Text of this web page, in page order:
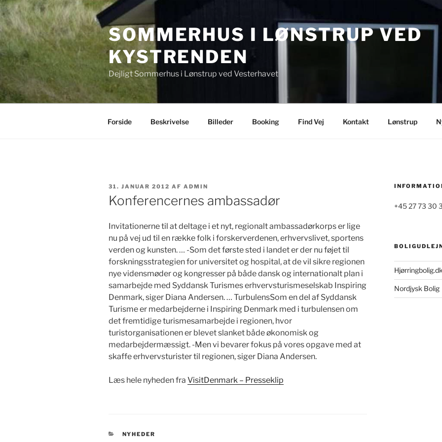
Videre
til
indhold
SOMMERHUS I LØNSTRUP VED
KYSTRENDEN
Dejligt Sommerhus i Lønstrup ved Vesterhavet
Forside Beskrivelse Billeder Booking Find Vej Kontakt Lønstrup
UDGIVET
DEN
31. JANUAR 2012 AF ADMIN
Konferencernes ambassadør
Invitationerne til at deltage i et nyt, regionalt ambassadørkorps er lige
nu på vej ud til en række folk i forskerverdenen, erhvervslivet, sportens
verden og kunsten. … -Som det første sted i landet er der nu føjet til
forskningsstrategien for universitet og hospital, at de vil sikre regionen
nye vidensmøder og kongresser på både dansk og internationalt plan i
samarbejde med Syddansk Turismes erhvervsturismeselskab Inspiring
Denmark, siger Diana Andersen. … TurbulensSom en del af Syddansk
Turisme er medarbejderne i Inspiring Denmark med i turbulensen om
det fremtidige turismesamarbejde i regionen, hvor
turistorganisationen er blevet slanket både økonomisk og
medarbejdermæssigt. -Men vi bevarer fokus på vores opgave med at
skaffe erhvervsturister til regionen, siger Diana Andersen.
Læs hele nyheden fra VisitDenmark – Presseklip
KATEGORIER
NYHEDER
+45 27 73 30
Hjørringbolig.dk
Nordjysk Bolig